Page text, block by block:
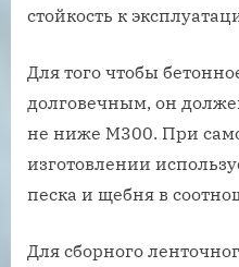
стойкость к
Для того чтобы
долговечным, он
не ниже М300. При
изготовлении
песка и щебня в
Для сборного